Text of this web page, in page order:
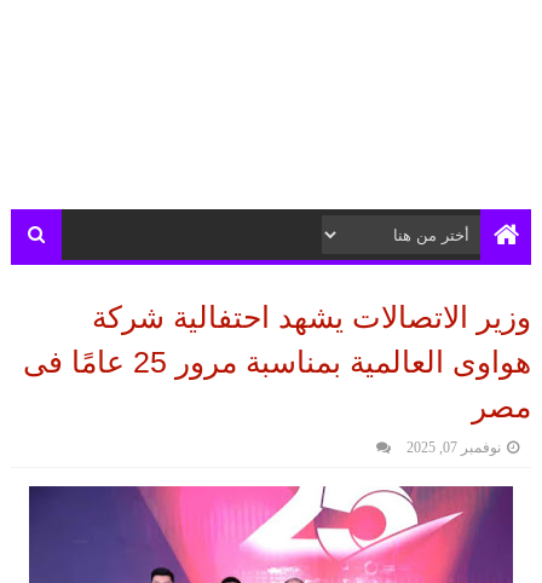
وزير الاتصالات يشهد احتفالية شركة
هواوى العالمية بمناسبة مرور 25 عامًا فى
مصر
نوفمبر 07, 2025